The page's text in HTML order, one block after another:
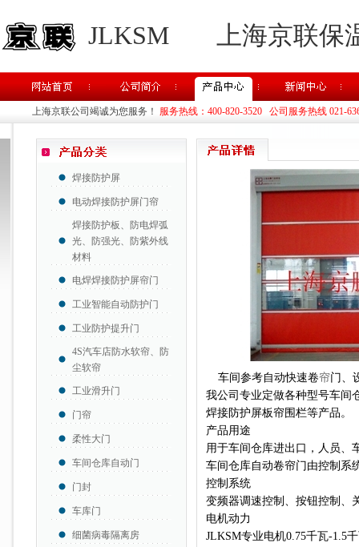
JLKSM 上海京联
上海京联公司竭诚为您服务！ 服务热线：400-820-3520 公司服务热线 021-
焊接防护屏
电动焊接防护屏门帘
焊接防护板、防电焊弧
光、防强光、防紫外线
材料
电焊焊接防护屏帘门
工业智能自动防护门
工业防护提升门
4S汽车店防水软帘、防
尘软帘
工业滑升门
门帘
柔性大门
车间仓库自动门
门封
车库门
细菌病毒隔离房
车间参考自动快速卷帘门、
我公司专业定做各种型号车间
焊接防护屏板帘围栏等产品。
产品用途
用于车间仓库进出口，人员、
车间仓库自动卷帘门由控制系
控制系统
变频器调速控制、按钮控制、
电机动力
JLKSM专业电机0.75千瓦-1.5